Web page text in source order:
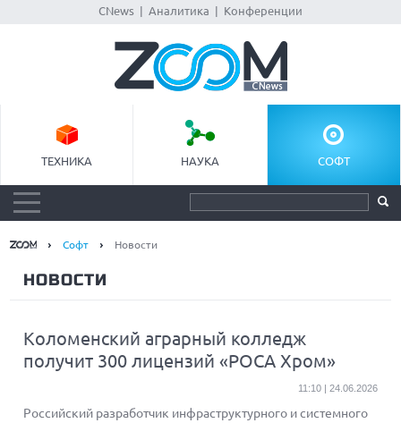
CNews Аналитика Конференции
ТЕХНИКА НАУКА СОФТ
Софт Новости
НОВОСТИ
Коломенский аграрный колледж
получит 300 лицензий «РОСА Хром»
11:10 | 24.06.2026
Российский разработчик инфраструктурного и системного